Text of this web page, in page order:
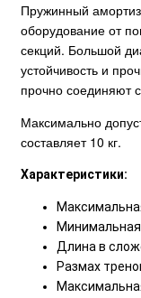
Пружинный
оборудование от
секций. Большой
устойчивость и
прочно соединяют
Максимально
составляет 10 кг.
Характеристики:
Длина в
Размах